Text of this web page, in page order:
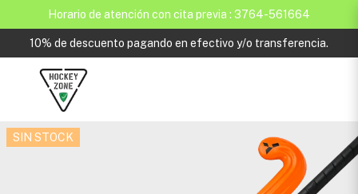
Horario de atención con cita previa : 3764-561664
10% de descuento pagando en efectivo y/o transferencia.
SIN STOCK